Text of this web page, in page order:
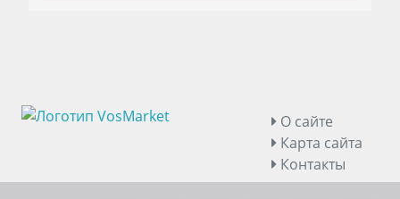
О сайте
Карта сайта
Контакты